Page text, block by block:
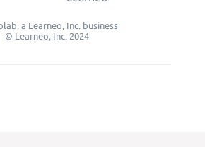
a Learneo, Inc. business
© Learneo, Inc. 2024